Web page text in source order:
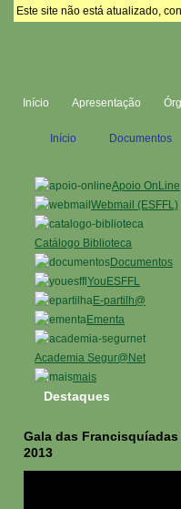
Este site não está atualizado,
Início Apresentação
Apoio OnLine
Webmail (ESFFL)
Catálogo Biblioteca
Documentos
YouESFFL
E-partilh@
Ementa
Academia Segur@Net
mais
Início Documentos
Destaques
Gala das Francisquíadas
2013